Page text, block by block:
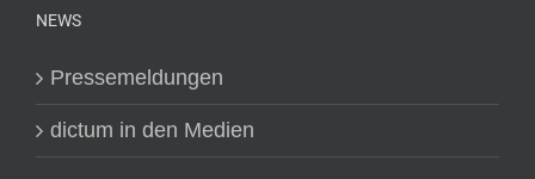
NEWS
Pressemeldungen
dictum in den Medien